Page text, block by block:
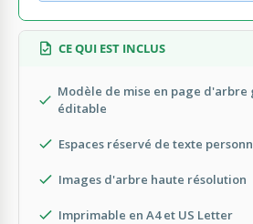
CE QUI EST INCLUS
Modèle de mise en page
éditable
Espaces réservé de texte
Images d'arbre haute résolution
Imprimable en A4 et US Letter